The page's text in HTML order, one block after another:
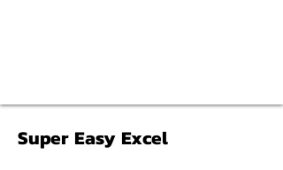
Super Easy Excel